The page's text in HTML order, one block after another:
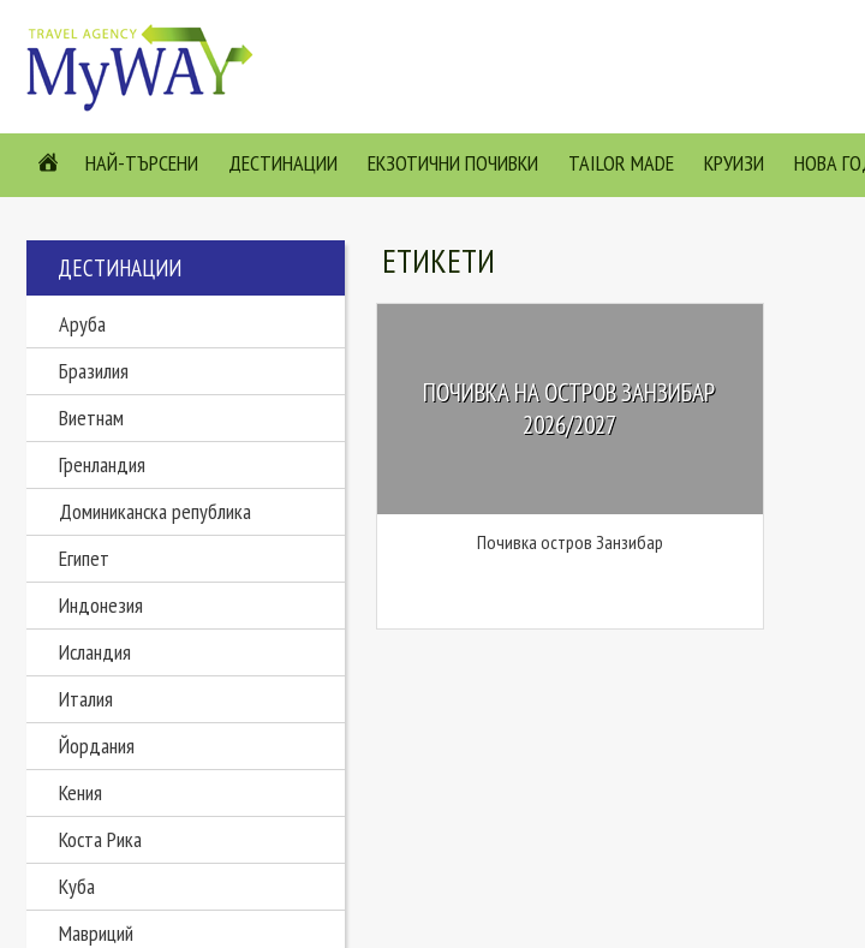
НАЙ-ТЪРСЕНИ ДЕСТИНАЦИИ ЕКЗОТИЧНИ ПОЧИВКИ TAILOR MADE КРУИЗИ НОВА
ДЕСТИНАЦИИ
Аруба
Бразилия
Виетнам
Гренландия
Доминиканска република
Египет
Индонезия
Исландия
Италия
Йордания
Кения
Коста Рика
Куба
Мавриций
ЕТИКЕТИ
ПОЧИВКА НА ОСТРОВ ЗАНЗИБАР
2026/2027
Почивка остров Занзибар